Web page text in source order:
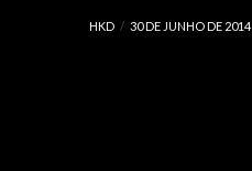
HKD 30 DE JUNHO DE 2014